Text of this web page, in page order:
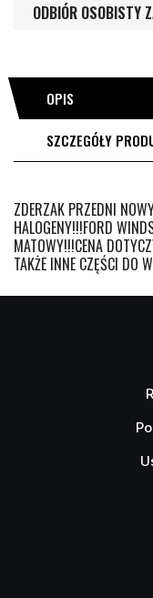
ODBIÓR OSOBISTY
OPIS
SZCZEGÓŁY
ZDERZAK PRZEDNI
HALOGENY!!!FORD
MATOWY!!!CENA
TAKŻE INNE CZĘŚCI DO